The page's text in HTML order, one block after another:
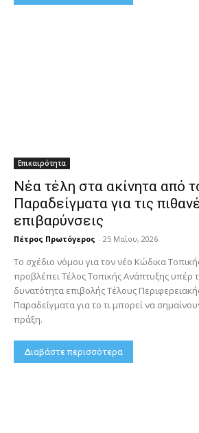
Επικαιρότητα
Νέα τέλη στα ακίνητα από
Παραδείγματα για τις
επιβαρύνσεις
Πέτρος Πρωτόγερος - 25 Μαΐου, 2026
Το σχέδιο νόμου για τον νέο Κώδικα
προβλέπει Τέλος Τοπικής Ανάπτυξης υπέρ
δυνατότητα επιβολής Τέλους
Παραδείγματα για το τι μπορεί να
πράξη.
Διαβάστε περισσότερα